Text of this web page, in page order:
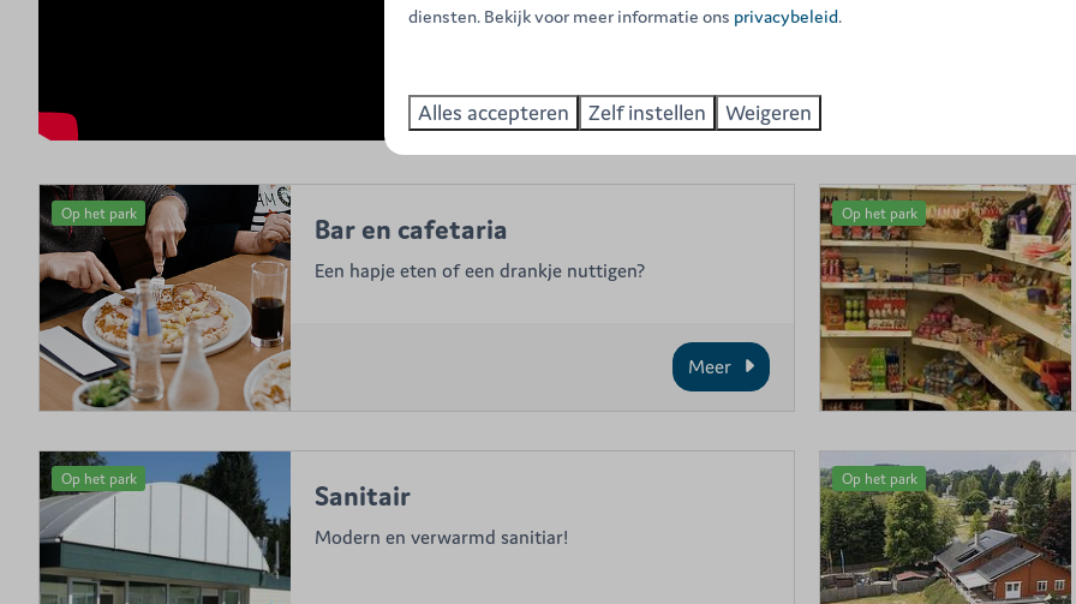
Op het park
Bar en cafetaria
Een hapje eten of een drankje nuttigen?
Meer
Op het park
Op het park
Sanitair
Modern en verwarmd sanitiar!
Op het park
diensten. Bekijk voor meer informatie ons privacybeleid.
Alles accepteren Zelf instellen Weigeren